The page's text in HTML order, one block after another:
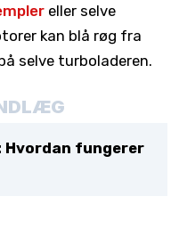
eller selve
kan blå røg fra
selve turboladeren.
Hvordan fungerer